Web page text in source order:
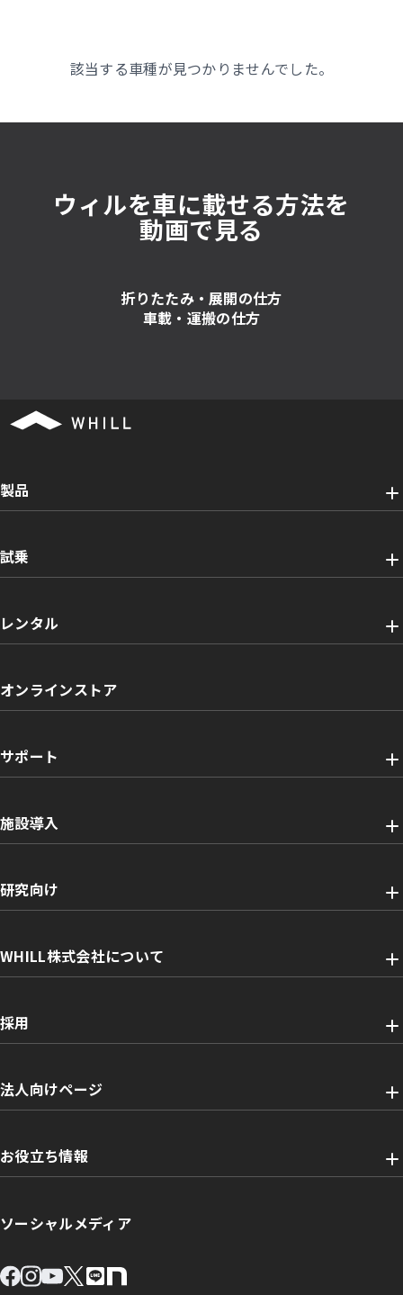
該当する車種が見つかりませんでした。
ウィルを車に載せる方法を
動画で見る
折りたたみ・展開の仕方
車載・運搬の仕方
製品
試乗
レンタル
オンラインストア
サポート
施設導入
研究向け
WHILL株式会社について
採用
法人向けページ
お役立ち情報
ソーシャルメディア